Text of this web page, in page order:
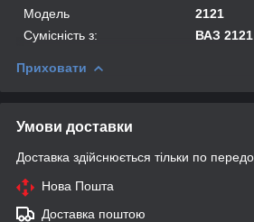
Модель
2121
Сумісність з:
ВАЗ
Приховати
Умови доставки
Доставка здійснюється тільки по
Нова Пошта
Доставка поштою